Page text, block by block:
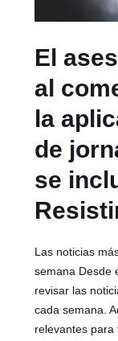
El
al
la
de
se
Las noticias
semana Desde
revisar las
cada semana.
relevantes para